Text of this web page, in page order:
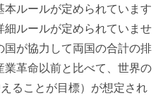
ルールが定められています
ルールが定められていませ
が協力して両国の合計の排
革命以前と比べて、世界の
ることが目標）が想定され